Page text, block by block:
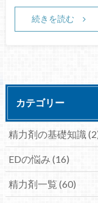
続きを読む
カテゴリー
精力剤の基礎知識
EDの悩み (16)
精力剤一覧 (60)